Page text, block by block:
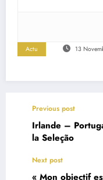
Actu 13
Previous post
Irlande –
la Seleção
Next post
« Mon objectif